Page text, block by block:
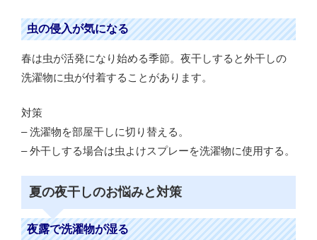
虫の侵入が気になる
春は虫が活発になり始める季節。夜干しすると外干しの
洗濯物に虫が付着することがあります。
対策
– 洗濯物を部屋干しに切り替える。
– 外干しする場合は虫よけスプレーを洗濯物に使用する。
夏の夜干しのお悩みと対策
夜露で洗濯物が湿る